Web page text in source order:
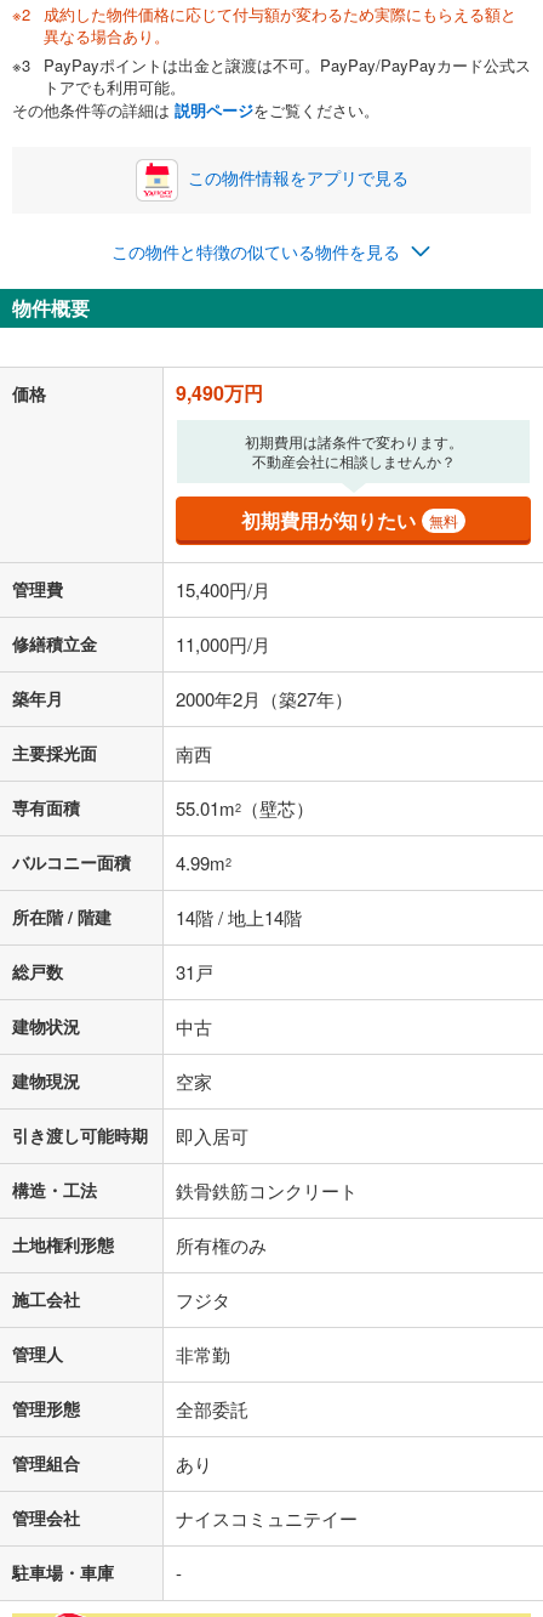
0万円 9,490万円
自己資金から住宅購入にかけられる金額を入力してくださ
い。一般的には物件価格の2割までが目安です。
閉じる
ボーナス
万円
0円
ナス時の増額分（1回分）を入力してください。
ボーナス払いの限度額は金融機関によって異なります。
閉じる
月々の返済額
「金利」については、ご利用を予定されている金融機関等にご確認の
上、ご自身での入力をお願いいたします。初期設定で自動入力されてい
る値は、実際の金融機関等における貸出金利とは何ら関係がなく、実際
の金融機関等における貸出金利を何ら保証するものではありません。返
済方法「元利均等返済」にて算出しております。入力された金利を35年
その他月額費用や、初期費用がかかります。ご注意ください。実際にお
借り入れの際は各金融機関等に、必ずご自身でご確認をお願いいたしま
す。
条件によってお借り入れができないことがあります。
不動産会社に購入相談をする
閉じる
成約した物件価格に応じて付与額が変わるため実際にもらえる額と
異なる場合あり。
PayPayポイントは出金と譲渡は不可。PayPay/PayPayカード公式ス
トアでも利用可能。
その他条件等の詳細は 説明ページをご覧ください。
この物件情報をアプリで見る
この物件と特徴の似ている物件を見る
物件概要
価格 9,490万円
初期費用は諸条件で変わります。
不動産会社に相談しませんか？
初期費用が知りたい 無料
管理費 15,400円/月
修繕積立金 11,000円/月
築年月 2000年2月（築27年）
主要採光面 南西
専有面積 55.01m2 （壁芯）
バルコニー面積 4.99m2
所在階 / 階建 14階 / 地上14階
総戸数 31戸
建物状況 中古
建物現況 空家
引き渡し可能時期 即入居可
構造・工法 鉄骨鉄筋コンクリート
土地権利形態 所有権のみ
施工会社 フジタ
管理人 非常勤
管理形態 全部委託
管理組合 あり
管理会社 ナイスコミュニテイー
駐車場・車庫 -